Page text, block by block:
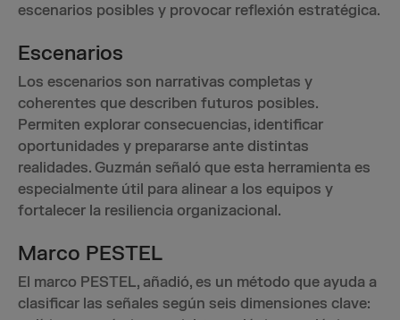
escenarios posibles y provocar reflexión estratégica.
Escenarios
Los escenarios son narrativas completas y
coherentes que describen futuros posibles.
Permiten explorar consecuencias, identificar
oportunidades y prepararse ante distintas
realidades. Guzmán señaló que esta herramienta es
especialmente útil para alinear a los equipos y
fortalecer la resiliencia organizacional.
Marco PESTEL
El marco PESTEL, añadió, es un método que ayuda a
clasificar las señales según seis dimensiones clave: